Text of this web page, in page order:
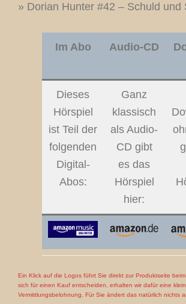
» Dorian Hunter #42 – Schuld und
Im Abo Audio-CD
Dieses
Hörspiel
ist Teil der
folgenden
Digital-
Abos:
Ganz
klassisch
als Audio-
CD gibt
es das
Hörspiel
hier:
Ein Klick auf die Logos führt Sie direkt zur Produktseite
sich für einen Kauf entscheiden, erhalten wir dafür eine
Vermittlungsbelohnung. Für Sie ändert das natürlich nichts